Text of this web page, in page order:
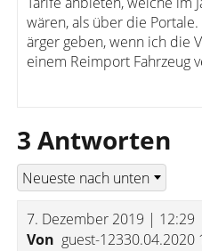
wären, als über die
ärger geben, wenn ich die
einem Reimport Fahrzeug
3 Antworten
7. Dezember 2019 | 12:29
Von guest-12330.04.2020